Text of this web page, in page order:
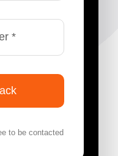
to be contacted